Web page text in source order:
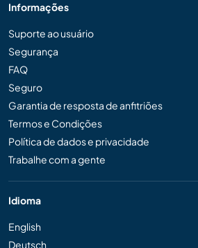
Informações
Suporte ao usuário
Segurança
FAQ
Seguro
Garantia de resposta de anfitriões
Termos e Condições
Política de dados e privacidade
Trabalhe com a gente
Idioma
English
Deutsch